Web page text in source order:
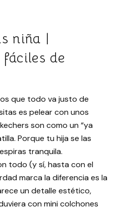
niña |
de
que todo va justo de
es pelear con unos
son como un “ya
Porque tu hija se las
tranquila.
todo (y sí, hasta con el
marca la diferencia es la
un detalle estético,
con mini colchones